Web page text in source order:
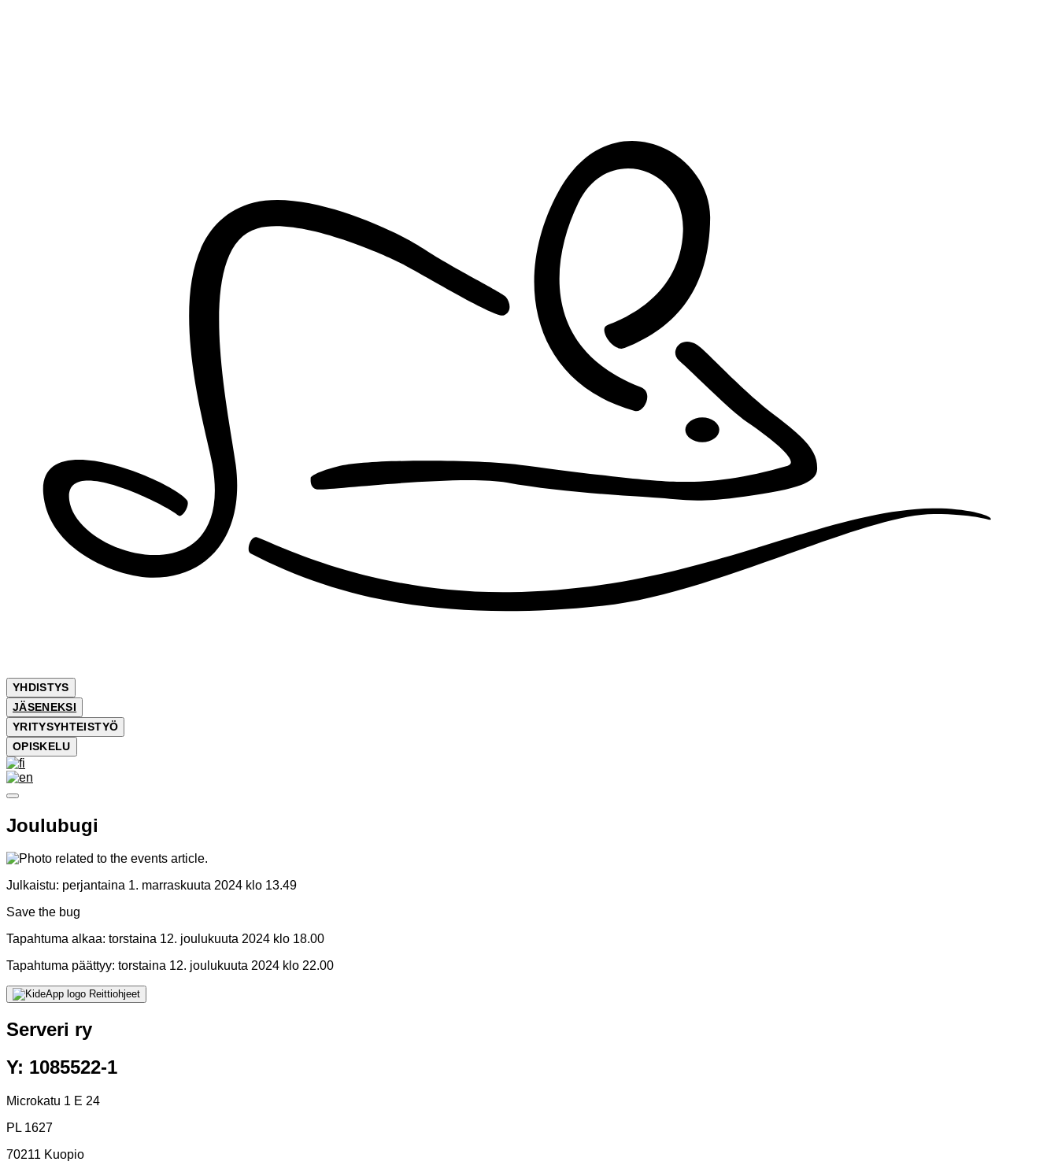
YHDISTYS
JÄSENEKSI
YRITYSYHTEISTYÖ
OPISKELU
Joulubugi
Julkaistu: perjantaina 1. marraskuuta 2024 klo 13.49
Save the bug
Tapahtuma alkaa: torstaina 12. joulukuuta 2024 klo 18.00
Tapahtuma päättyy: torstaina 12. joulukuuta 2024 klo 22.00
Reittiohjeet
Serveri ry
Y: 1085522-1
Microkatu 1 E 24
PL 1627
70211 Kuopio